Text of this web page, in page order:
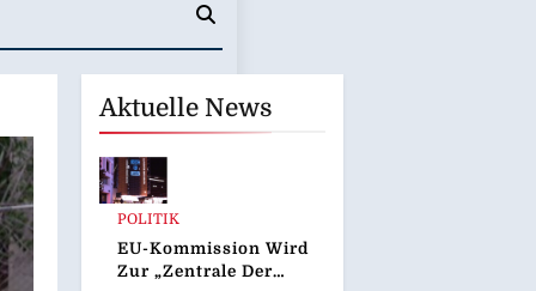
Aktuelle News
POLITIK
EU-Kommission Wird
Zur „Zentrale Der